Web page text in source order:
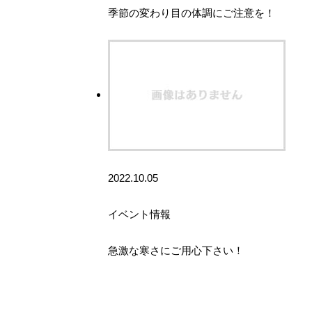
季節の変わり目の体調にご注意を！
2022.10.05
イベント情報
急激な寒さにご用心下さい！